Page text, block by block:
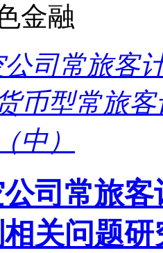
金融
公司常旅
关问题研